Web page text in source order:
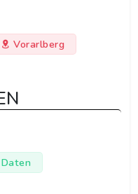
Vorarlberg